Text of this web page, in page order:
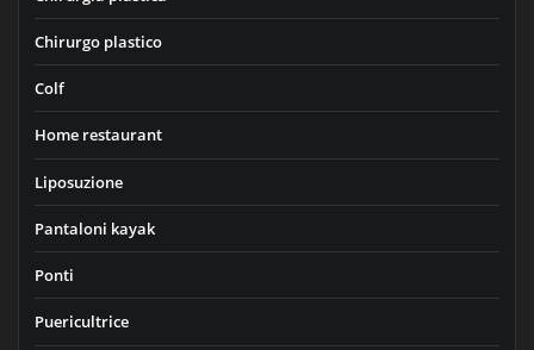
Chirurgo plastico
Colf
Home restaurant
Liposuzione
Pantaloni kayak
Ponti
Puericultrice